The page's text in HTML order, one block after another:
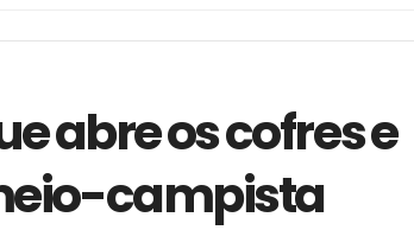
abre os cofres e
campista